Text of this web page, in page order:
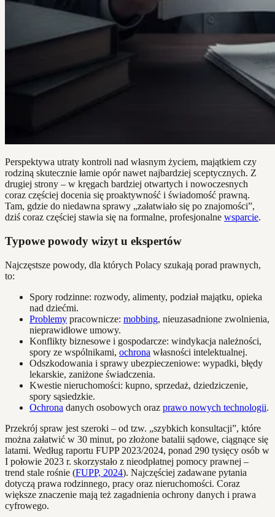
Perspektywa utraty kontroli nad własnym życiem, majątkiem czy
rodziną skutecznie łamie opór nawet najbardziej sceptycznych. Z
drugiej strony – w kręgach bardziej otwartych i nowoczesnych
coraz częściej docenia się proaktywność i świadomość prawną.
Tam, gdzie do niedawna sprawy „załatwiało się po znajomości”,
dziś coraz częściej stawia się na formalne, profesjonalne wsparcie.
Typowe powody wizyt u ekspertów
Najczęstsze powody, dla których Polacy szukają porad prawnych,
to:
Spory rodzinne: rozwody, alimenty, podział majątku, opieka
nad dziećmi.
Problemy pracownicze: mobbing, nieuzasadnione zwolnienia,
nieprawidłowe umowy.
Konflikty biznesowe i gospodarcze: windykacja należności,
spory ze wspólnikami, ochrona własności intelektualnej.
Odszkodowania i sprawy ubezpieczeniowe: wypadki, błędy
lekarskie, zaniżone świadczenia.
Kwestie nieruchomości: kupno, sprzedaż, dziedziczenie,
spory sąsiedzkie.
Ochrona danych osobowych oraz prawo nowych technologii.
Przekrój spraw jest szeroki – od tzw. „szybkich konsultacji”, które
można załatwić w 30 minut, po złożone batalii sądowe, ciągnące się
latami. Według raportu FUPP 2023/2024, ponad 290 tysięcy osób w
I połowie 2023 r. skorzystało z nieodpłatnej pomocy prawnej –
trend stale rośnie (FUPP, 2024). Najczęściej zadawane pytania
dotyczą prawa rodzinnego, pracy oraz nieruchomości. Coraz
większe znaczenie mają też zagadnienia ochrony danych i prawa
cyfrowego.